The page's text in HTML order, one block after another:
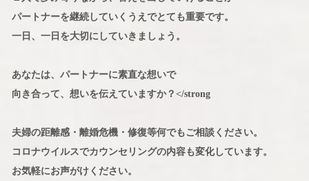
パートナーを継続していくうえでとても重要です。
一日、一日を大切にしていきましょう。
あなたは、パートナーに素直な想いで
向き合って、想いを伝えていますか？</strong
夫婦の距離感・離婚危機・修復等何でもご相談ください。
コロナウイルスでカウンセリングの内容も変化しています。
お気軽にお声がけください。